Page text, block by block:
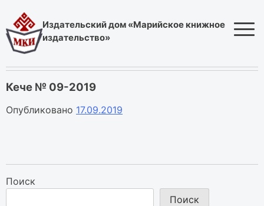
to
content
Издательский дом «Марийское книжное
издательство»
Кече № 09-2019
Опубликовано 17.09.2019
Поиск
Поиск